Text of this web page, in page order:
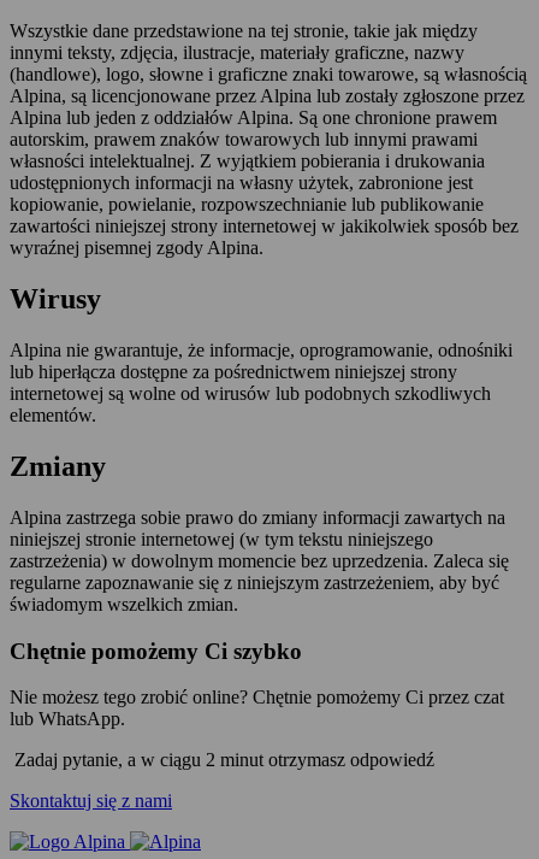
Wszystkie dane przedstawione na tej stronie, takie jak między
innymi teksty, zdjęcia, ilustracje, materiały graficzne, nazwy
(handlowe), logo, słowne i graficzne znaki towarowe, są własnością
Alpina, są licencjonowane przez Alpina lub zostały zgłoszone przez
Alpina lub jeden z oddziałów Alpina. Są one chronione prawem
autorskim, prawem znaków towarowych lub innymi prawami
własności intelektualnej. Z wyjątkiem pobierania i drukowania
udostępnionych informacji na własny użytek, zabronione jest
kopiowanie, powielanie, rozpowszechnianie lub publikowanie
zawartości niniejszej strony internetowej w jakikolwiek sposób bez
wyraźnej pisemnej zgody Alpina.
Wirusy
Alpina nie gwarantuje, że informacje, oprogramowanie, odnośniki
lub hiperłącza dostępne za pośrednictwem niniejszej strony
internetowej są wolne od wirusów lub podobnych szkodliwych
elementów.
Zmiany
Alpina zastrzega sobie prawo do zmiany informacji zawartych na
niniejszej stronie internetowej (w tym tekstu niniejszego
zastrzeżenia) w dowolnym momencie bez uprzedzenia. Zaleca się
regularne zapoznawanie się z niniejszym zastrzeżeniem, aby być
świadomym wszelkich zmian.
Chętnie pomożemy Ci szybko
Nie możesz tego zrobić online? Chętnie pomożemy Ci przez czat
lub WhatsApp.
Zadaj pytanie, a w ciągu 2 minut otrzymasz odpowiedź
Skontaktuj się z nami